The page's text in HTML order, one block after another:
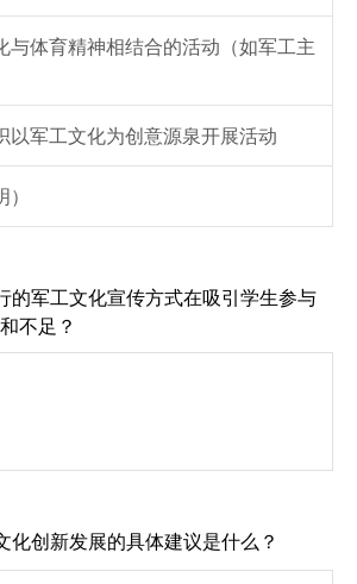
与体育精神相结合的活动（如军工主
以军工文化为创意源泉开展活动
的军工文化宣传方式在吸引学生参与
不足？
化创新发展的具体建议是什么？